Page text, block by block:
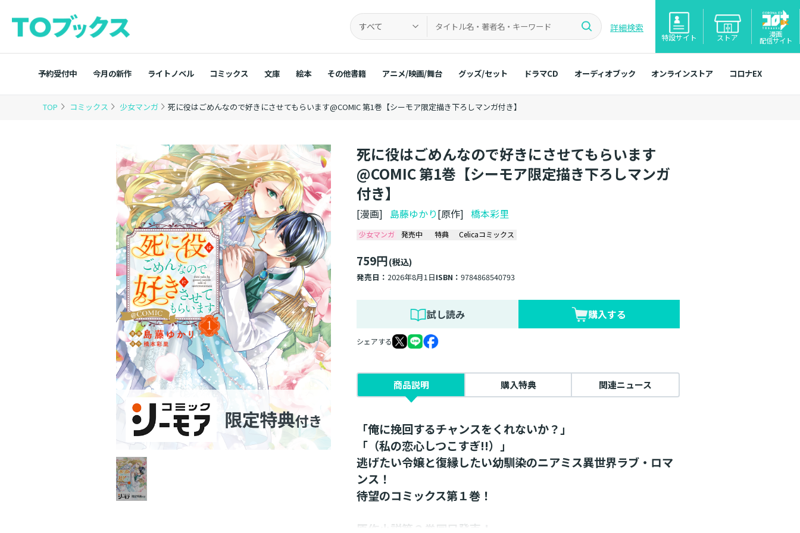
すべて 詳細検索
特設サイト ストア 漫画
配信サイト
予約受付中 今月の新作 ライトノベル コミックス 文庫 絵本 その他書籍 アニメ/映画/舞台 グッズ/セット ドラマCD オーディオブック オンラインストア コロナEX
TOP コミックス 少女マンガ 死に役はごめんなので好きにさせてもらいます@COMIC 第1巻【シーモア限定描き下ろしマンガ付き】
死に役はごめんなので好きにさせてもらいます
@COMIC 第1巻【シーモア限定描き下ろしマンガ
付き】
[漫画] 島藤ゆかり[原作]橋本彩里
少女マンガ 発売中 特典 Celicaコミックス
759円(税込)
発売日：2026年8月1日ISBN：9784868540793
試し読み 購入する
シェアする
商品説明 購入特典 関連ニュース
「俺に挽回するチャンスをくれないか？」
「（私の恋心しつこすぎ!!）」
逃げたい令嬢と復縁したい幼馴染のニアミス異世界ラブ・ロマ
ンス！
待望のコミックス第１巻！
原作小説第２巻同日発売！